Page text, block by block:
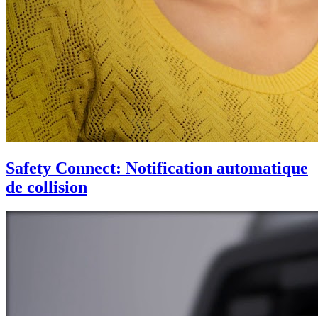
Safety Connect: Notification automatique
de collision